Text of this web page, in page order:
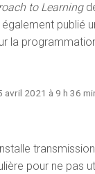
to Learning
publié
la
avril 2021 à 9 h 36
pour ne pas